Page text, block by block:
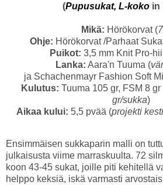
(Pupusukat, L-koko in
Mikä: Hörökorvat (
Ohje: Hörökorvat /Parhaat
Puikot: 3,5 mm Knit Pro-
Lanka: Aara'n Tuuma (
ja Schachenmayr Fashion Soft
Kulutus: Tuuma 105 gr, FSM 8
gr/sukka)
Aikaa kului: 5,5 pvää (projekti
Ensimmäisen sukkaparin malli on
julkaisusta viime marraskuulta. 72
koon 43-45 sukat, joille piti kehitellä
helppo keksiä, iskä varmasti